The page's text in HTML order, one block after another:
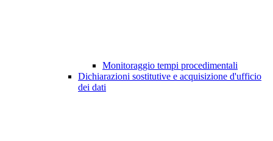
Monitoraggio tempi procedimentali
Dichiarazioni sostitutive e acquisizione d'ufficio
dei dati